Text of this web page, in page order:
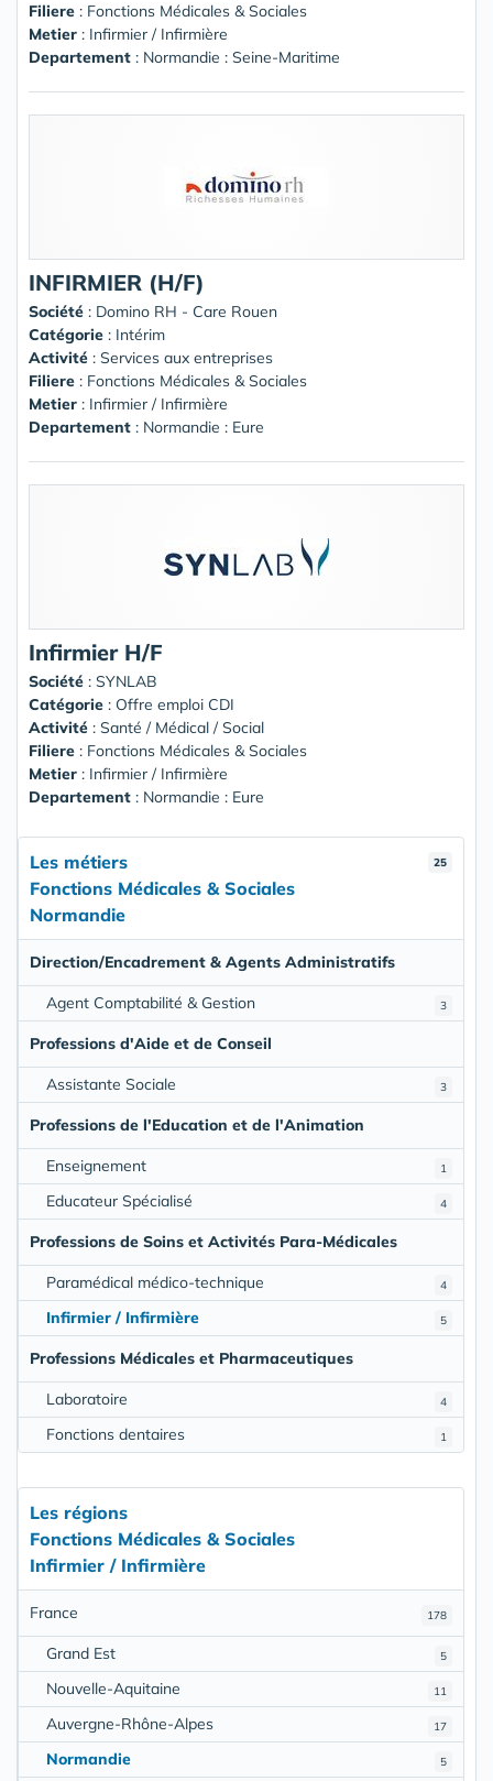
Filiere : Fonctions Médicales & Sociales
Metier : Infirmier / Infirmière
Departement : Normandie : Seine-Maritime
INFIRMIER (H/F)
Société : Domino RH - Care Rouen
Catégorie : Intérim
Activité : Services aux entreprises
Filiere : Fonctions Médicales & Sociales
Metier : Infirmier / Infirmière
Departement : Normandie : Eure
Infirmier H/F
Société : SYNLAB
Catégorie : Offre emploi CDI
Activité : Santé / Médical / Social
Filiere : Fonctions Médicales & Sociales
Metier : Infirmier / Infirmière
Departement : Normandie : Eure
25
Les métiers
Fonctions Médicales & Sociales
Normandie
Direction/Encadrement & Agents Administratifs
3
Agent Comptabilité & Gestion
Professions d'Aide et de Conseil
3
Assistante Sociale
Professions de l'Education et de l'Animation
1
Enseignement
4
Educateur Spécialisé
Professions de Soins et Activités Para-Médicales
4
Paramédical médico-technique
5
Infirmier / Infirmière
Professions Médicales et Pharmaceutiques
4
Laboratoire
1
Fonctions dentaires
Les régions
Fonctions Médicales & Sociales
Infirmier / Infirmière
178
France
5
Grand Est
11
Nouvelle-Aquitaine
17
Auvergne-Rhône-Alpes
5
Normandie